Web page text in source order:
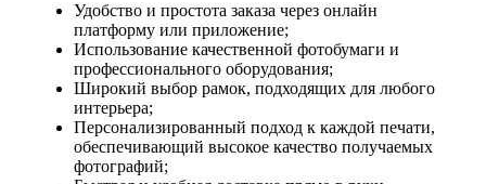
Удобство и простота заказа через онлайн
платформу или приложение;
Использование качественной фотобумаги и
профессионального оборудования;
Широкий выбор рамок, подходящих для любого
интерьера;
Персонализированный подход к каждой печати,
обеспечивающий высокое качество получаемых
фотографий;